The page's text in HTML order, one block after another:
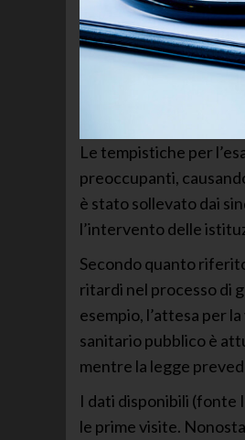
Le tempistiche per
preoccupanti,
è stato sollevato dai
l’intervento delle
Secondo quanto
ritardi nel processo di
esempio, l’attesa per
sanitario pubblico è
mentre la legge
I dati disponibili (fonte
le prime visite.